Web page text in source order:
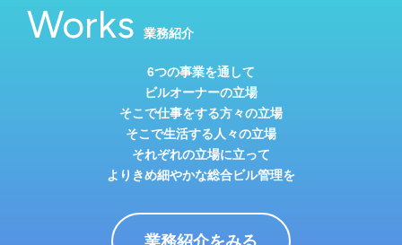
Works 業務紹介
6つの事業を通して
ビルオーナーの立場
そこで仕事をする方々の立場
そこで生活する人々の立場
それぞれの立場に立って
よりきめ細やかな総合ビル管理を